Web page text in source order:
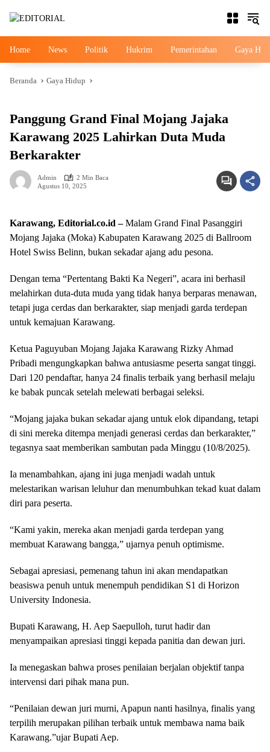
Home News Politik Hukrim Pemerintahan Gaya
Beranda Gaya Hidup
Panggung Grand Final Mojang Jajaka
Karawang 2025 Lahirkan Duta Muda
Berkarakter
Admin
2 Min Baca
Agustus 10, 2025
Karawang, Editorial.co.id –Malam Grand Final Pasanggiri
Mojang Jajaka (Moka) Kabupaten Karawang 2025 di Ballroom
Hotel Swiss Belinn, bukan sekadar ajang adu pesona.
Dengan tema “Pertentang Bakti Ka Negeri”, acara ini berhasil
melahirkan duta-duta muda yang tidak hanya berparas menawan,
tetapi juga cerdas dan berkarakter, siap menjadi garda terdepan
untuk kemajuan Karawang.
Ketua Paguyuban Mojang Jajaka Karawang Rizky Ahmad
Pribadi mengungkapkan bahwa antusiasme peserta sangat tinggi.
Dari 120 pendaftar, hanya 24 finalis terbaik yang berhasil melaju
ke babak puncak setelah melewati berbagai seleksi.
“Mojang jajaka bukan sekadar ajang untuk elok dipandang, tetapi
di sini mereka ditempa menjadi generasi cerdas dan berkarakter,”
tegasnya saat memberikan sambutan pada Minggu (10/8/2025).
Ia menambahkan, ajang ini juga menjadi wadah untuk
melestarikan warisan leluhur dan menumbuhkan tekad kuat dalam
diri para peserta.
“Kami yakin, mereka akan menjadi garda terdepan yang
membuat Karawang bangga,” ujarnya penuh optimisme.
Sebagai apresiasi, pemenang tahun ini akan mendapatkan
beasiswa penuh untuk menempuh pendidikan S1 di Horizon
University Indonesia.
Bupati Karawang, H. Aep Saepulloh, turut hadir dan
menyampaikan apresiasi tinggi kepada panitia dan dewan juri.
Ia menegaskan bahwa proses penilaian berjalan objektif tanpa
intervensi dari pihak mana pun.
“Penilaian dewan juri murni, Apapun nanti hasilnya, finalis yang
terpilih merupakan pilihan terbaik untuk membawa nama baik
Karawang.”ujar Bupati Aep.